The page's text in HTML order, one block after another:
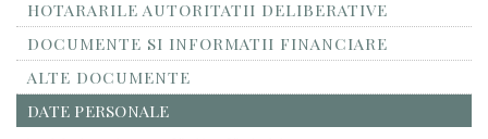
HOTARARILE AUTORITATII DELIBERATIVE
DOCUMENTE SI INFORMATII FINANCIARE
ALTE DOCUMENTE
DATE PERSONALE